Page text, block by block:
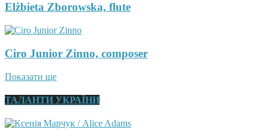
Elżbieta Zborowska, flute
Ciro Junior Zinno, composer
Показати ще
ТАЛАНТИ УКРАЇНИ